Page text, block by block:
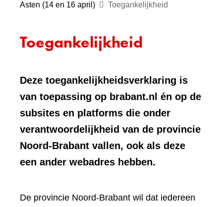
Asten (14 en 16 april) Toegankelijkheid
Toegankelijkheid
Deze toegankelijkheidsverklaring is
van toepassing op brabant.nl én op de
subsites en platforms die onder
verantwoordelijkheid van de provincie
Noord-Brabant vallen, ook als deze
een ander webadres hebben.
De provincie Noord-Brabant wil dat iedereen